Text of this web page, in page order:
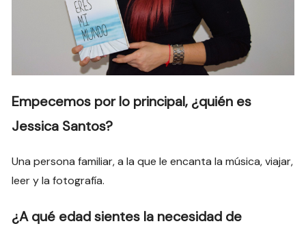
Empecemos por lo principal, ¿quién es
Jessica Santos?
Una persona familiar, a la que le encanta la música, viajar,
leer y la fotografía.
¿A qué edad sientes la necesidad de